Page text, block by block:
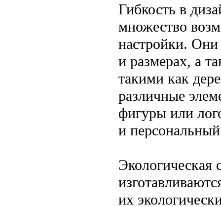
Гибкость в
множество
настройки.
и размерах, а
такими как
различные
фигуры или
и
Экологическая
их